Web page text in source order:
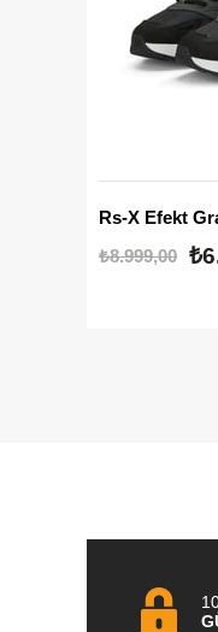
Rs-X Efekt
₺8.999,00